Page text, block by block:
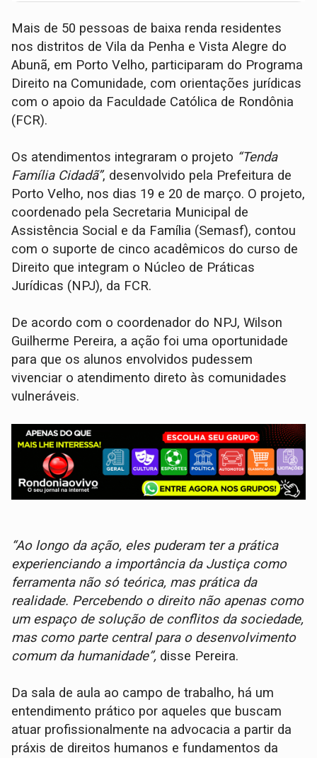
Mais de 50 pessoas de baixa renda residentes
nos distritos de Vila da Penha e Vista Alegre do
Abunã, em Porto Velho, participaram do Programa
Direito na Comunidade, com orientações jurídicas
com o apoio da Faculdade Católica de Rondônia
(FCR).
Os atendimentos integraram o projeto “Tenda
Família Cidadã”, desenvolvido pela Prefeitura de
Porto Velho, nos dias 19 e 20 de março. O projeto,
coordenado pela Secretaria Municipal de
Assistência Social e da Família (Semasf), contou
com o suporte de cinco acadêmicos do curso de
Direito que integram o Núcleo de Práticas
Jurídicas (NPJ), da FCR.
De acordo com o coordenador do NPJ, Wilson
Guilherme Pereira, a ação foi uma oportunidade
para que os alunos envolvidos pudessem
vivenciar o atendimento direto às comunidades
vulneráveis.
“Ao longo da ação, eles puderam ter a prática
experienciando a importância da Justiça como
ferramenta não só teórica, mas prática da
realidade. Percebendo o direito não apenas como
um espaço de solução de conflitos da sociedade,
mas como parte central para o desenvolvimento
comum da humanidade”, disse Pereira.
Da sala de aula ao campo de trabalho, há um
entendimento prático por aqueles que buscam
atuar profissionalmente na advocacia a partir da
práxis de direitos humanos e fundamentos da